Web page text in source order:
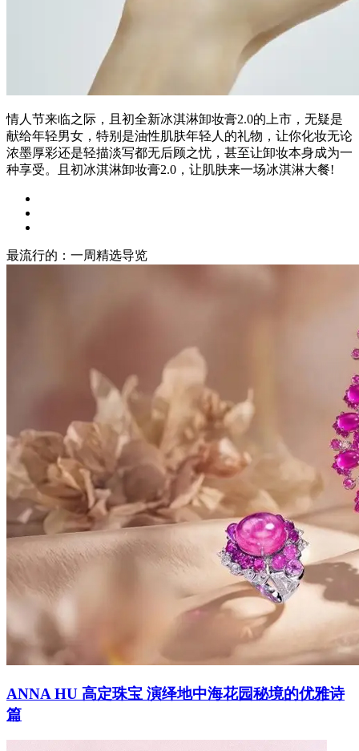
情人节来临之际，且初全新冰淇淋卸妆膏2.0的上市，无疑是
献给年轻男女，特别是油性肌肤年轻人的礼物，让你化妆无论
浓墨厚彩还是轻描淡写都无后顾之忧，甚至让卸妆本身成为一
种享受。且初冰淇淋卸妆膏2.0，让肌肤来一场冰淇淋大餐!
最流行的：一周精选导览
ANNA HU 高定珠宝 演绎地中海花园秘境的优雅诗
篇